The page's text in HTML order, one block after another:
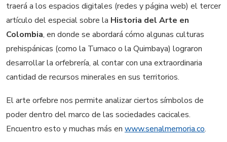
traerá a los espacios digitales (redes y página web) el tercer
artículo del especial sobre la Historia del Arte en
Colombia, en donde se abordará cómo algunas culturas
prehispánicas (como la Tumaco o la Quimbaya) lograron
desarrollar la orfebrería, al contar con una extraordinaria
cantidad de recursos minerales en sus territorios.
El arte orfebre nos permite analizar ciertos símbolos de
poder dentro del marco de las sociedades cacicales.
Encuentro esto y muchas más en www.senalmemoria.co.